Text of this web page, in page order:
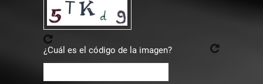
¿Cuál es el código de la imagen?